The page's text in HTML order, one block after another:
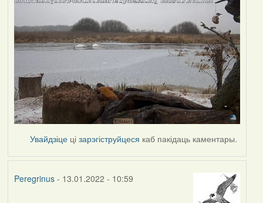
Увайдзіце цізарэгіструйцеся каб пакідаць каментары.
Peregrinus- 13.01.2022 - 10:59